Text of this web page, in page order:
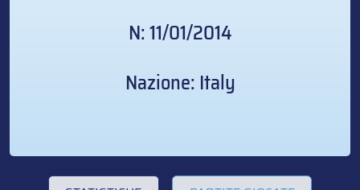
N: 11/01/2014
Nazione: Italy